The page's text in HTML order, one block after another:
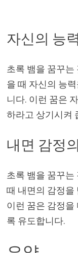
자신의 능
초록 뱀을 꿈꾸는
을 때 자신의 능
니다. 이런 꿈은
하라고 상기시켜
내면 감정
초록 뱀을 꿈꾸는
때 내면의 감정을
이런 꿈은 감정을
록 유도합니다.